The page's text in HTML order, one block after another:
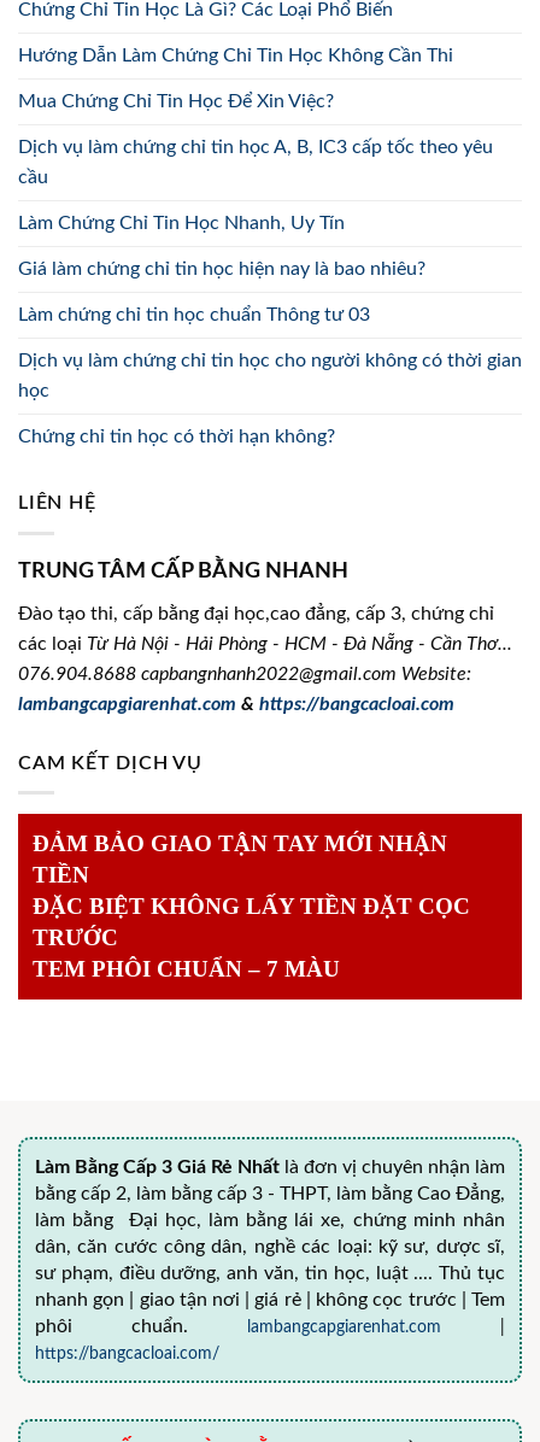
Chứng Chỉ Tin Học Là Gì? Các Loại Phổ Biến
Hướng Dẫn Làm Chứng Chỉ Tin Học Không Cần Thi
Mua Chứng Chỉ Tin Học Để Xin Việc?
Dịch vụ làm chứng chỉ tin học A, B, IC3 cấp tốc theo yêu
cầu
Làm Chứng Chỉ Tin Học Nhanh, Uy Tín
Giá làm chứng chỉ tin học hiện nay là bao nhiêu?
Làm chứng chỉ tin học chuẩn Thông tư 03
Dịch vụ làm chứng chỉ tin học cho người không có thời gian
học
Chứng chỉ tin học có thời hạn không?
LIÊN HỆ
TRUNG TÂM CẤP BẰNG NHANH
Đào tạo thi, cấp bằng đại học,cao đẳng, cấp 3, chứng chỉ
các loại Từ Hà Nội - Hải Phòng - HCM - Đà Nẵng - Cần Thơ...
076.904.8688 capbangnhanh2022@gmail.com Website:
lambangcapgiarenhat.com & https://bangcacloai.com
CAM KẾT DỊCH VỤ
ĐẢM BẢO GIAO TẬN TAY MỚI NHẬN
TIỀN
ĐẶC BIỆT KHÔNG LẤY TIỀN ĐẶT CỌC
TRƯỚC
TEM PHÔI CHUẨN – 7 MÀU
Làm Bằng Cấp 3 Giá Rẻ Nhất là đơn vị chuyên nhận làm
bằng cấp 2, làm bằng cấp 3 - THPT, làm bằng Cao Đẳng,
làm bằng Đại học, làm bằng lái xe, chứng minh nhân
dân, căn cước công dân, nghề các loại: kỹ sư, dược sĩ,
sư phạm, điều dưỡng, anh văn, tin học, luật .... Thủ tục
nhanh gọn | giao tận nơi | giá rẻ | không cọc trước | Tem
phôi chuẩn.
lambangcapgiarenhat.com
https://bangcacloai.com/